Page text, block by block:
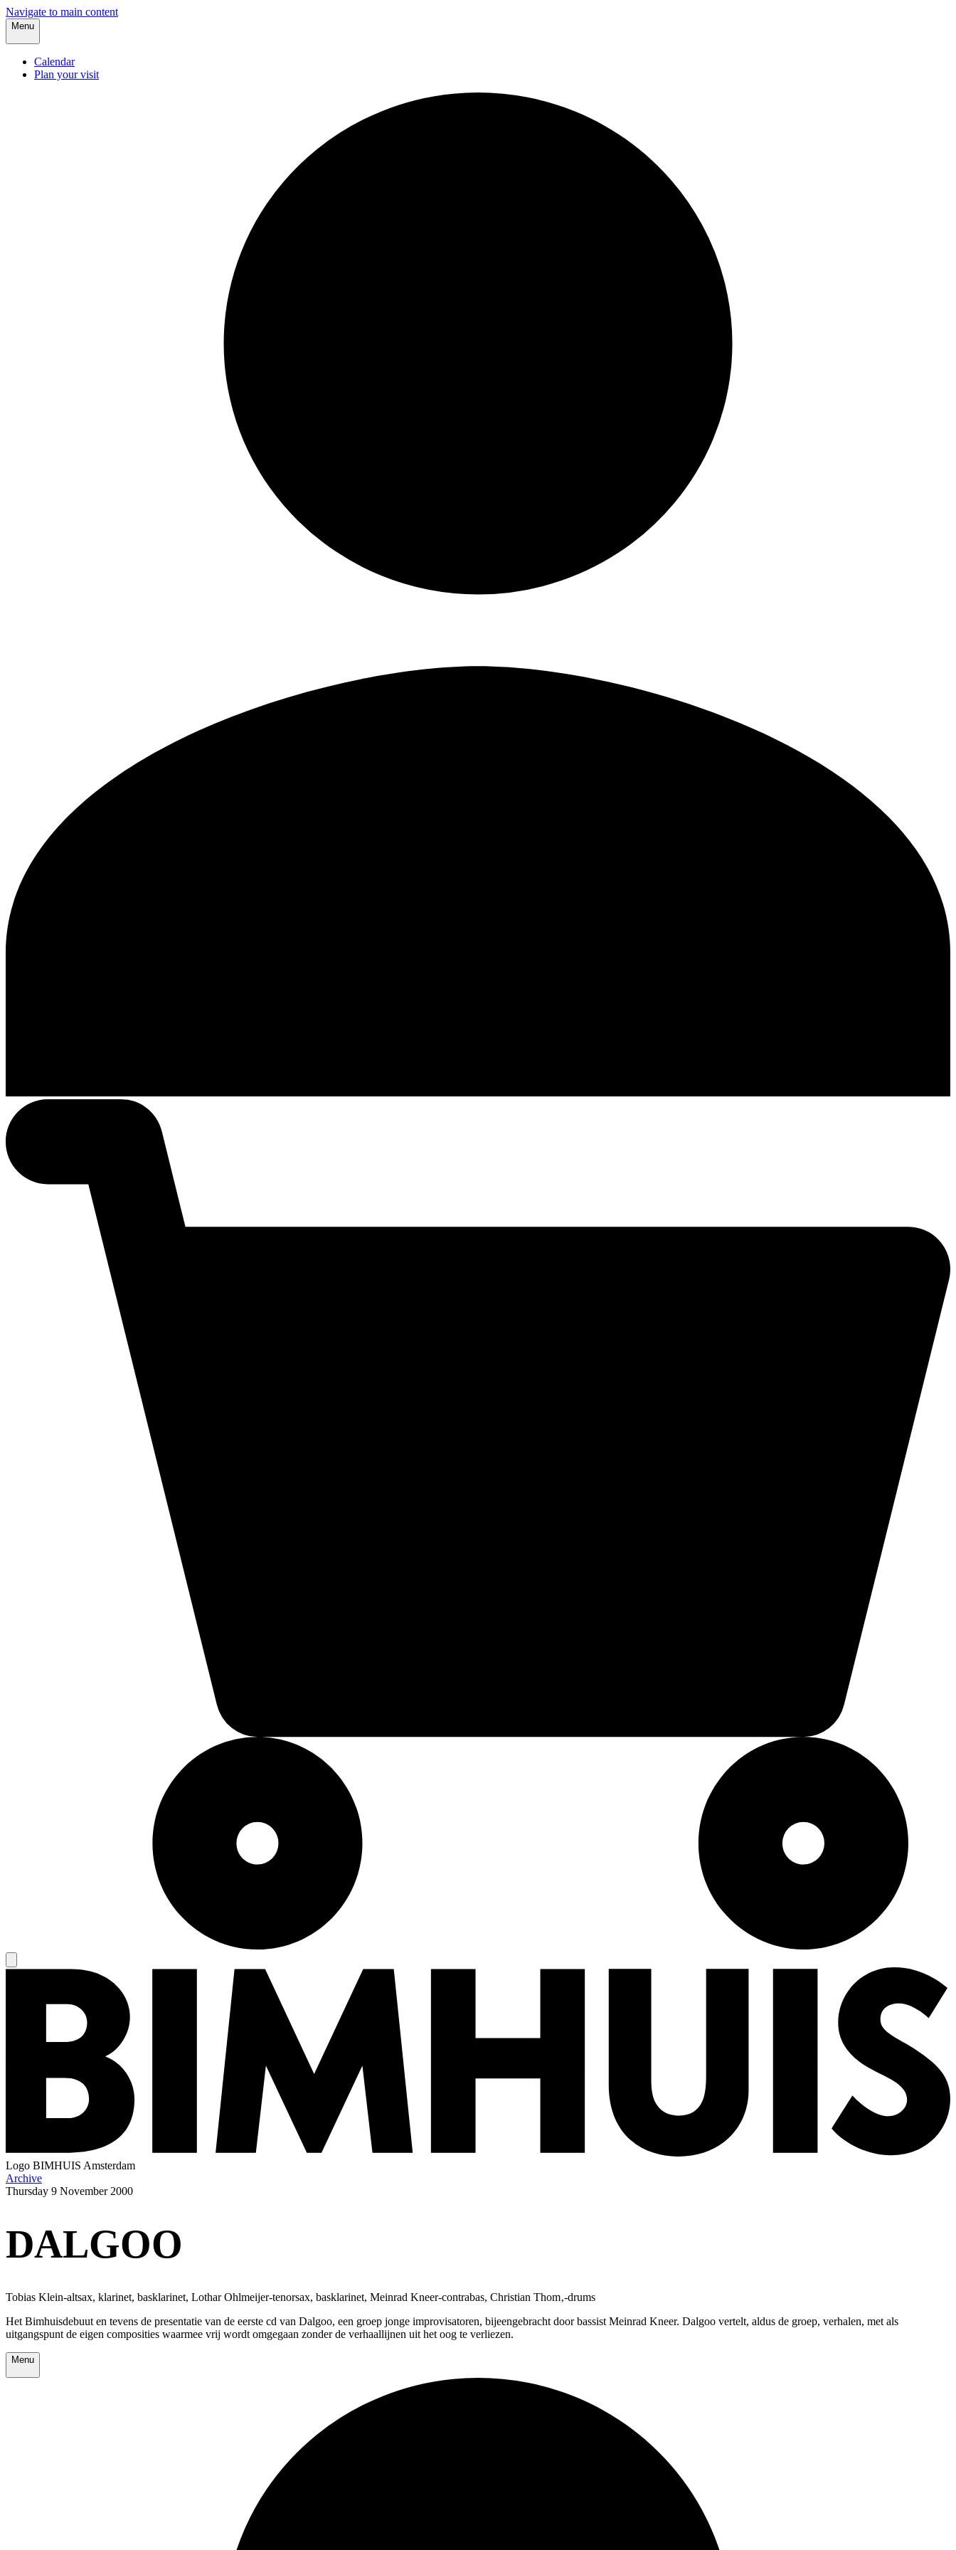
Navigate to main content
Menu
Calendar
Plan your visit
Logo BIMHUIS Amsterdam
Archive
Thursday 9 November 2000
DALGOO
Tobias Klein-altsax, klarinet, basklarinet, Lothar Ohlmeijer-tenorsax, basklarinet, Meinrad Kneer-contrabas, Christian Thom‚-drums
Het Bimhuisdebuut en tevens de presentatie van de eerste cd van Dalgoo, een groep jonge improvisatoren, bijeengebracht door bassist Meinrad Kneer. Dalgoo vertelt, aldus de groep, verhalen, met als
uitgangspunt de eigen composities waarmee vrij wordt omgegaan zonder de verhaallijnen uit het oog te verliezen.
Menu